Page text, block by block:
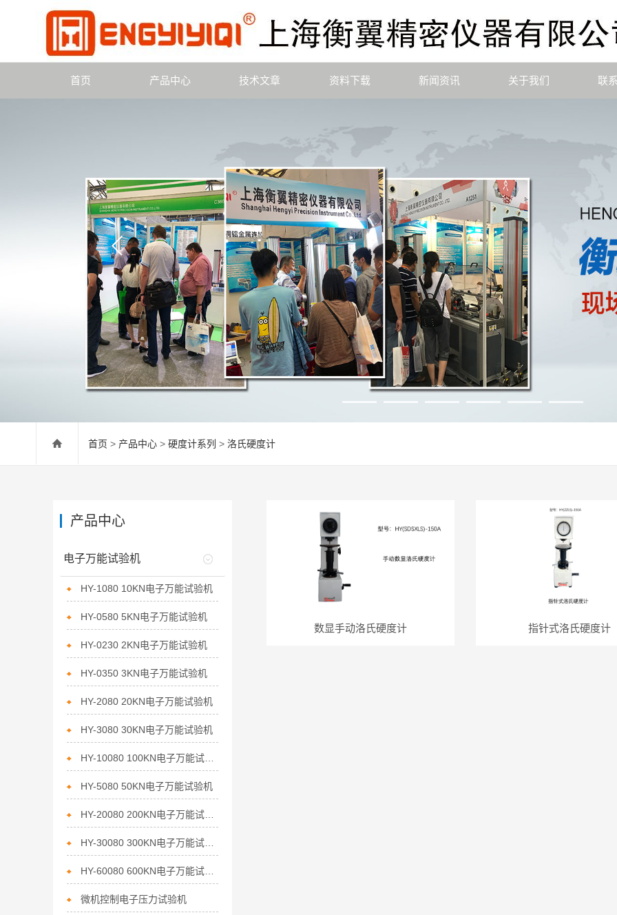
首页 产品中心 技术文章 资料下载 新闻资讯 关于我们 联
首页 > 产品中心 > 硬度计系列 > 洛氏硬度计
产品中心
电子万能试验机
HY-1080 10KN电子万能试验机
HY-0580 5KN电子万能试验机
HY-0230 2KN电子万能试验机
HY-0350 3KN电子万能试验机
HY-2080 20KN电子万能试验机
HY-3080 30KN电子万能试验机
HY-5080 50KN电子万能试验机
微机控制电子压力试验机
数显手动洛氏硬度计 指针式洛氏硬度计